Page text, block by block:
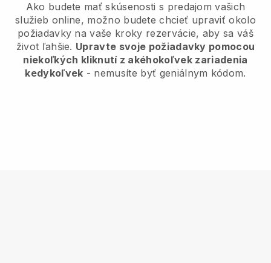
Ako budete mať skúsenosti s predajom vašich
služieb online, možno budete chcieť upraviť okolo
požiadavky na vaše kroky rezervácie, aby sa váš
život ľahšie. Upravte svoje požiadavky pomocou
niekoľkých kliknutí z akéhokoľvek zariadenia
kedykoľvek - nemusíte byť geniálnym kódom.